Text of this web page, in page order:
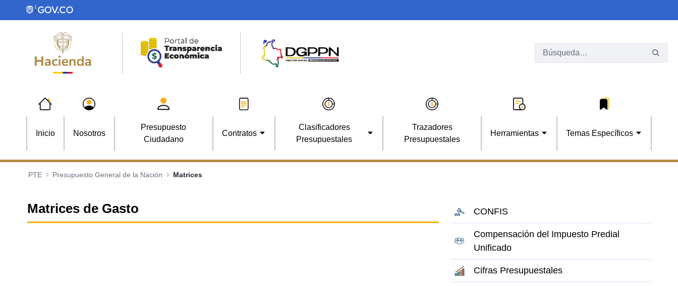
Saltar al contenido principal
Inicio Nosotros
Presupuesto
Ciudadano
Contratos
Clasificadores
Presupuestales
Trazadores
Presupuestales
Herramientas Temas Específicos
PTE Presupuesto General de la Nación Matrices
Matrices de Gasto CONFIS
Compensación del Impuesto Predial
Unificado
Cifras Presupuestales